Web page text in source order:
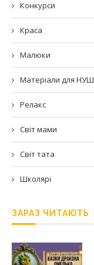
Конкурси
Краса
Малюки
Матеріали для НУШ
Релакс
Світ мами
Світ тата
Школярі
ЗАРАЗ ЧИТАЮТЬ